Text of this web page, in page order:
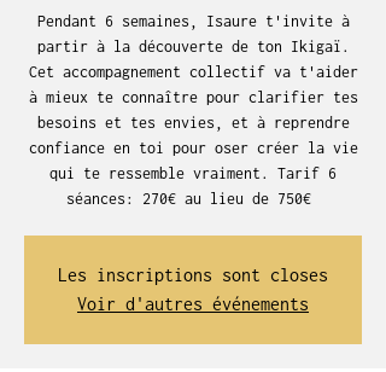
Pendant 6 semaines, Isaure t'invite à
partir à la découverte de ton Ikigaï.
Cet accompagnement collectif va t'aider
à mieux te connaître pour clarifier tes
besoins et tes envies, et à reprendre
confiance en toi pour oser créer la vie
qui te ressemble vraiment. Tarif 6
séances: 270€ au lieu de 750€
Les inscriptions sont closes
Voir d'autres événements